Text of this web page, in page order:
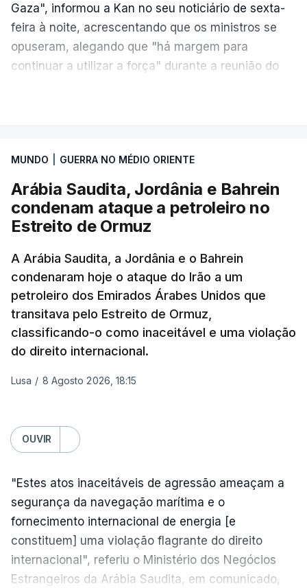
Gaza", informou a Kan no seu noticiário de sexta-
feira à noite, acrescentando que os ministros se
opuseram, alegando que "há margem para
continuar a utilizar a força" durante a reunião do
aplicação do plano de desarmamento do Hamas.
Além disso, o correspondente do canal de
televisão israelita i24News, que também teve
acesso às deliberações do Gabinete, recordou na
autorização formal de Israel para a entrada em
Gaza da Força Internacional de Estabilização, um
contingente multinacional proposto no âmbito do
Conselho da Paz promovido por Trump.
Meios de comunicação social israelitas
informaram, após a reunião do Gabinete de
a retoma dos ataques aéreos em Gaza,
interrompidos desde segunda-feira.
"O Hamas aceitou o plano de 15 pontos, mas não
renunciou ao seu objetivo de destruir Israel",
advertiu durante a reunião o brigadeiro-general Ofir
Mizrahi-Rozen, chefe da inteligência militar do
Exército israelita, em declarações citadas pelo
jornal Israel Hayom e reproduzidas por outros
MUNDO GUERRA NO MÉDIO ORIENTE
Arábia Saudita, Jordânia e Bahrein
condenam ataque a petroleiro no
Estreito de Ormuz
A Arábia Saudita, a Jordânia e o Bahrein
condenaram hoje o ataque do Irão a um
petroleiro dos Emirados Árabes Unidos que
transitava pelo Estreito de Ormuz,
classificando-o como inaceitável e uma violação
do direito internacional.
Lusa / 8 Agosto 2026, 18:15
OUVIR
"Estes atos inaceitáveis de agressão ameaçam a
segurança da navegação marítima e o
fornecimento internacional de energia [e
constituem] uma violação flagrante do direito
internacional", referiu o Ministério dos Negócios
Estrangeiros da Arábia Saudita, em comunicado,